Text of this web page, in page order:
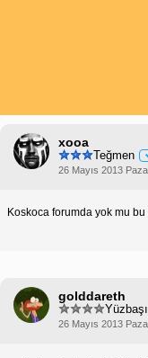
xooa
Teğmen
26 Mayıs 2013
Koskoca forumda yok mu
golddareth
Yüzbaşı
26 Mayıs 2013